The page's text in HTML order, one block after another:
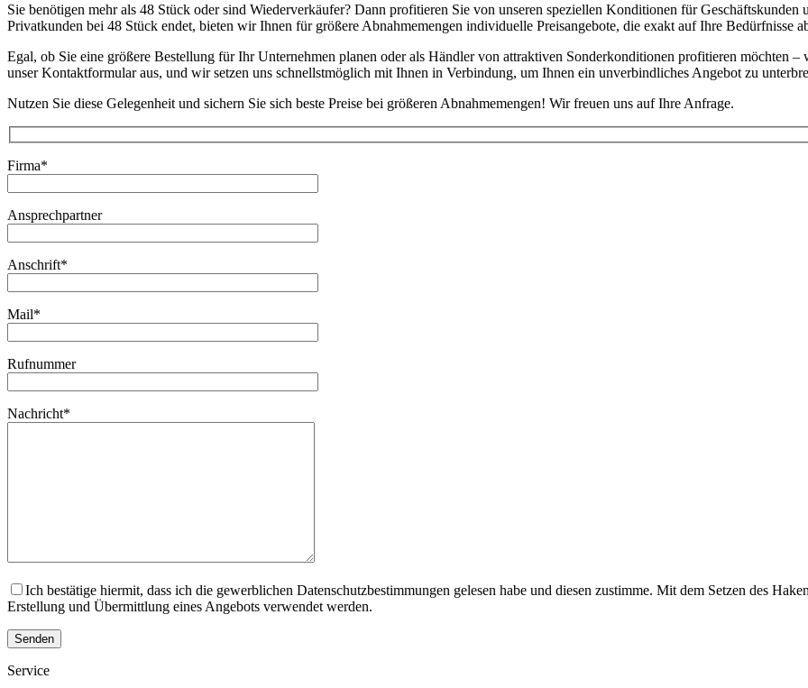
Sie benötigen mehr als 48 Stück oder sind Wiederverkäufer? Dann profitieren Sie von unseren speziellen Konditionen für
Privatkunden bei 48 Stück endet, bieten wir Ihnen für größere Abnahmemengen individuelle Preisangebote, die exakt auf Ihre Bedürfnisse
Egal, ob Sie eine größere Bestellung für Ihr Unternehmen planen oder als Händler von attraktiven Sonderkonditionen profitieren möchten
unser Kontaktformular aus, und wir setzen uns schnellstmöglich mit Ihnen in Verbindung, um Ihnen ein unverbindliches Angebot zu
Nutzen Sie diese Gelegenheit und sichern Sie sich beste Preise bei größeren Abnahmemengen! Wir freuen uns auf Ihre Anfrage.
Firma*
Ansprechpartner
Anschrift*
Mail*
Rufnummer
Nachricht*
Ich bestätige hiermit, dass ich die gewerblichen Datenschutzbestimmungen gelesen habe und diesen zustimme. Mit dem Setzen des
Erstellung und Übermittlung eines Angebots verwendet werden.
Service